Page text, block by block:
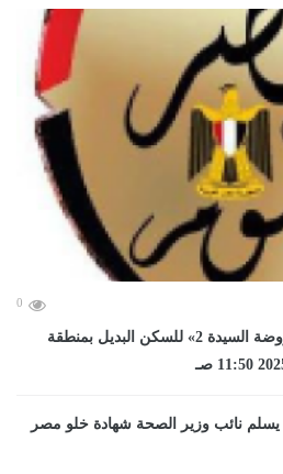
0
رئيس الوزراء يتفقد مشروع «روضة السيدة 2» للسكن البديل بمنطقة